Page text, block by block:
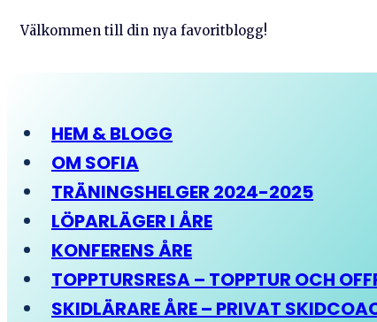
Välkommen till din nya favoritblogg!
HEM & BLOGG
OM SOFIA
TRÄNINGSHELGER 2024-2025
LÖPARLÄGER I ÅRE
KONFERENS ÅRE
TOPPTURSRESA – TOPPTUR OCH
SKIDLÄRARE ÅRE – PRIVAT